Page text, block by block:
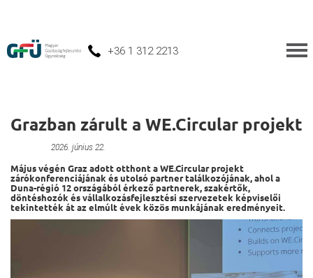
+36 1 312 2213
Grazban zárult a WE.Circular projekt
2026. június 22.
Május végén Graz adott otthont a WE.Circular projekt
zárókonferenciájának és utolsó partner találkozójának, ahol a
Duna-régió 12 országából érkező partnerek, szakértők,
döntéshozók és vállalkozásfejlesztési szervezetek képviselői
tekintették át az elmúlt évek közös munkájának eredményeit.